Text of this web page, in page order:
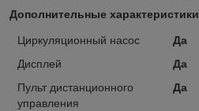
Дополнительные характеристики
Циркуляционный насос
Да
Дисплей
Да
Пульт дистанционного
управления
Да